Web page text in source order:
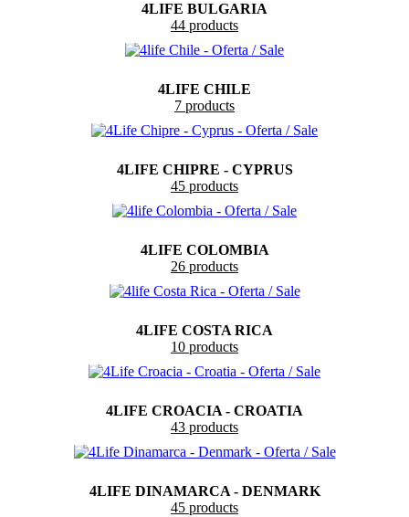
4LIFE BULGARIA
44 products
4LIFE CHILE
7 products
4LIFE CHIPRE - CYPRUS
45 products
4LIFE COLOMBIA
26 products
4LIFE COSTA RICA
10 products
4LIFE CROACIA - CROATIA
43 products
4LIFE DINAMARCA - DENMARK
45 products